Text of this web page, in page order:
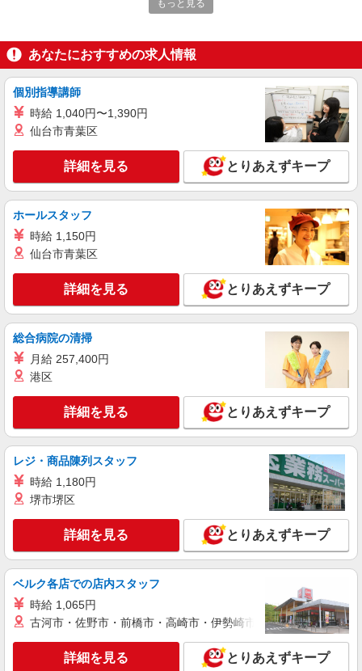
時給1,250円 高校生 時給1,235円
ライフ北赤羽店 東京都北区浮間3-2-9
詳細を見る
パート
ライフアクトピア北赤羽店（店舗コード843）
NEW
鮮魚
時給1,235円以上
ライフアクトピア北赤羽店 東京都北区赤羽北
キープ 詳細を見る
ライフ北赤羽店（店舗コード827）
NEW
ライフ北赤羽店 東京都北区浮間3-2-9
キープ 詳細を見る
アルバイト
ライフアクトピア北赤羽店（店舗コード843）
NEW
ライフアクトピア北赤羽店 東京都北区赤羽北
2-31-22 アクトピア参番館1階
キープ 詳細を見る
アルバイト
ライフ北赤羽店（店舗コード827）
NEW
作業場清掃
時給1,235円 高校生 時給1,235円
もっと見る
あなたにおすすめの求人情報
個別指導講師
時給 1,040円〜1,390円
仙台市青葉区
詳細を見る とりあえずキープ
ホールスタッフ
時給 1,150円
仙台市青葉区
詳細を見る とりあえずキープ
総合病院の清掃
月給 257,400円
港区
詳細を見る とりあえずキープ
レジ・商品陳列スタッフ
時給 1,180円
堺市堺区
詳細を見る とりあえずキープ
ベルク各店での店内スタッフ
時給 1,065円
古河市・佐野市・前橋市・高崎市・伊勢崎市・太田市・館林市
詳細を見る とりあえずキープ